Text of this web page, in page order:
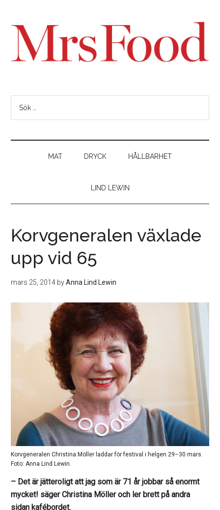
MAT DRYCK HÅLLBARHET
LIND LEWIN
Korvgeneralen växlade
upp vid 65
mars 25, 2014 byAnna Lind Lewin
Korvgeneralen Christina Möller laddar för festival i helgen 29–30 mars.
Foto: Anna Lind Lewin.
– Det är jätteroligt att jag som är 71 år jobbar så enormt
mycket! säger Christina Möller och ler brett på andra
sidan kafébordet.